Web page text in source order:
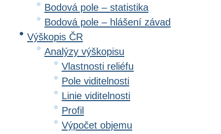
Bodová pole – statistika
Bodová pole – hlášení závad
Výškopis ČR
Analýzy výškopisu
Vlastnosti reliéfu
Pole viditelnosti
Linie viditelnosti
Profil
Výpočet objemu